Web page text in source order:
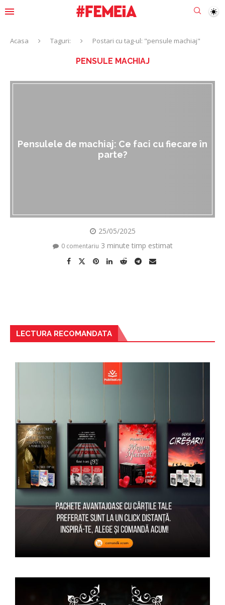
Acasa Taguri: Postari cu tag-ul: "pensule machiaj"
PENSULE MACHIAJ
Pensulele de machiaj: Ce faci cu fiecare în
parte?
25/05/2025
0 comentariu 3 minute timp estimat
LECTURA RECOMANDATA